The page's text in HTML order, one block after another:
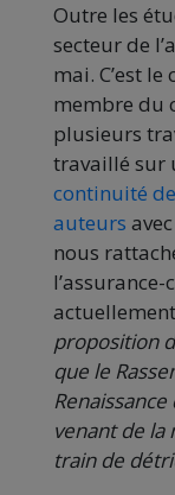
Outre les
secteur de
mai. C’est
membre du
plusieurs
travaillé sur
continuité
auteurs
nous
l’assurance-
proposition
que le
venant de la
train de